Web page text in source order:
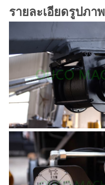
รายละเอียดรูปภาพ